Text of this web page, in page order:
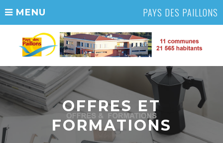
MENU PAYS DES PAILLONS
OFFRES ET
FORMATIONS